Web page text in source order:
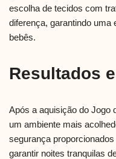
escolha de tecidos com
diferença, garantindo uma
bebês.
Resultados
Após a aquisição do Jogo
um ambiente mais
segurança
garantir noites tranquilas